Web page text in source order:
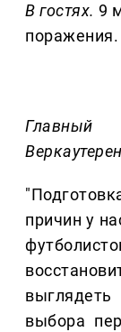
В гостях. 9
поражения.
Главный
причин у
выбора